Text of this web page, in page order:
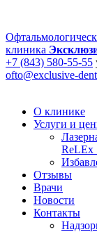
клиника
+7 (843) 580-55-55
ofto@exclusive-
О клинике
Услуги и
ReLEx
Отзывы
Врачи
Новости
Контакты